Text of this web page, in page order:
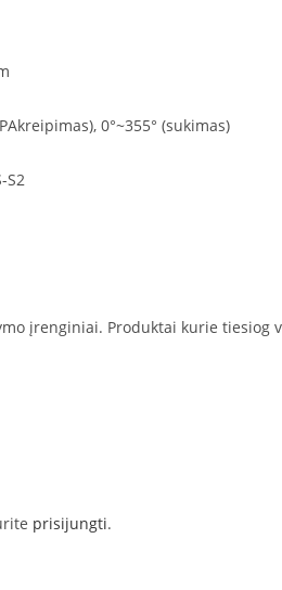
0°~355° (sukimas)
S2
įrenginiai. Produktai kurie
prisijungti.